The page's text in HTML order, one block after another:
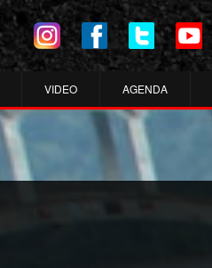
VIDEO AGENDA